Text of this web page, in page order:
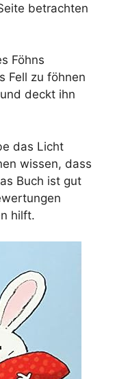
betrachten
Föhns
Fell zu föhnen
deckt ihn
das Licht
wissen, dass
Buch ist gut
hilft.